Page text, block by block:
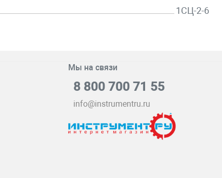
1СЦ-2-6
Мы на связи
8 800 700 71 55
info@instrumentru.ru